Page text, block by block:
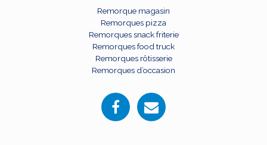
Remorque magasin
Remorques pizza
Remorques snack friterie
Remorques food truck
Remorques rôtisserie
Remorques d’occasion